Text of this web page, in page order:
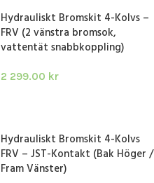
Hydrauliskt Bromskit 4-Kolvs –
FRV (2 vänstra bromsok,
vattentät snabbkoppling)
2 299.00 kr
Hydrauliskt Bromskit 4-Kolvs
FRV – JST-Kontakt (Bak Höger /
Fram Vänster)